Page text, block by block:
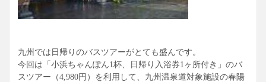
九州では日帰りのバスツアーがとても盛んです。
今回は「小浜ちゃんぽん1杯、日帰り入浴券1ヶ所付き」のバ
スツアー（4,980円）を利用して、九州温泉道対象施設の春陽